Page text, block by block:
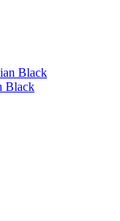
Black